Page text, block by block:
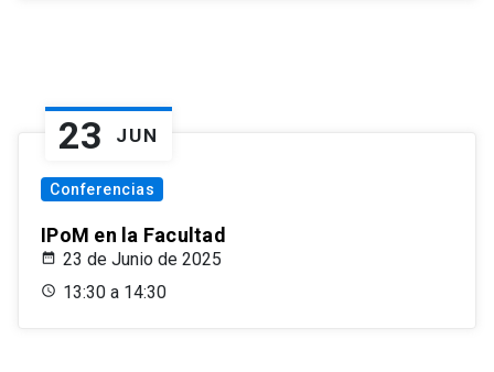
23 JUN
Conferencias
IPoM en la Facultad
23 de Junio de 2025
13:30 a 14:30